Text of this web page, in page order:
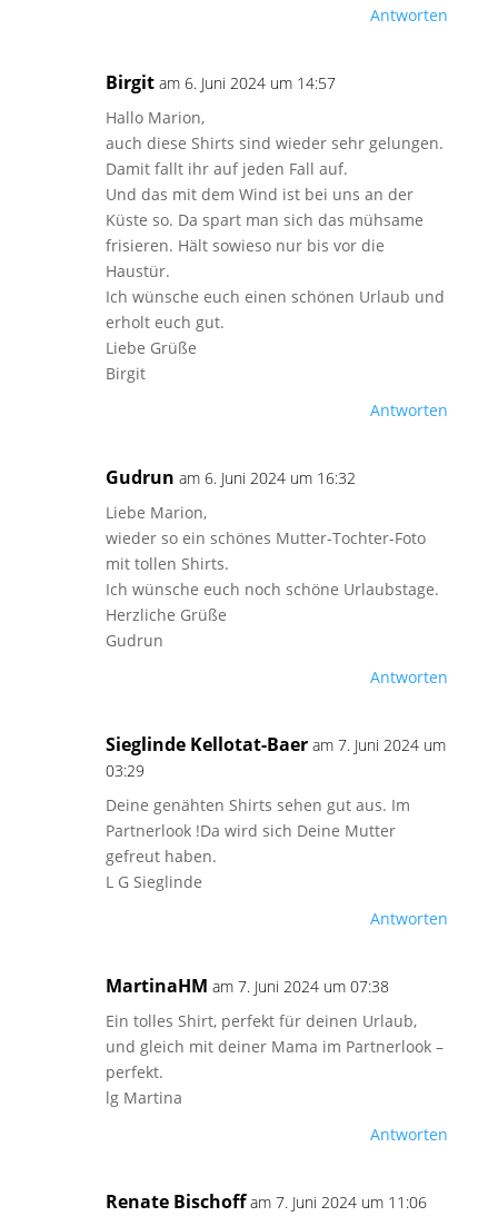
Antworten
Birgit am 6. Juni 2024 um 14:57
Hallo Marion,
auch diese Shirts sind wieder sehr gelungen.
Damit fallt ihr auf jeden Fall auf.
Und das mit dem Wind ist bei uns an der
Küste so. Da spart man sich das mühsame
frisieren. Hält sowieso nur bis vor die
Haustür.
Ich wünsche euch einen schönen Urlaub und
erholt euch gut.
Liebe Grüße
Birgit
Antworten
Gudrun am 6. Juni 2024 um 16:32
Liebe Marion,
wieder so ein schönes Mutter-Tochter-Foto
mit tollen Shirts.
Ich wünsche euch noch schöne Urlaubstage.
Herzliche Grüße
Gudrun
Antworten
Sieglinde Kellotat-Baer am 7. Juni 2024 um
03:29
Deine genähten Shirts sehen gut aus. Im
Partnerlook !Da wird sich Deine Mutter
gefreut haben.
L G Sieglinde
Antworten
MartinaHM am 7. Juni 2024 um 07:38
Ein tolles Shirt, perfekt für deinen Urlaub,
und gleich mit deiner Mama im Partnerlook –
perfekt.
lg Martina
Antworten
Renate Bischoff am 7. Juni 2024 um 11:06